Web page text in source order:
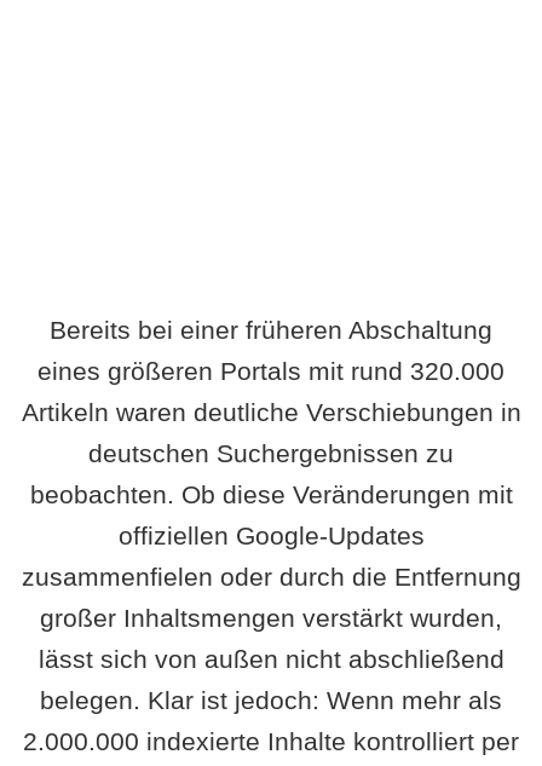
Bereits bei einer früheren Abschaltung
eines größeren Portals mit rund 320.000
Artikeln waren deutliche Verschiebungen in
deutschen Suchergebnissen zu
beobachten. Ob diese Veränderungen mit
offiziellen Google-Updates
zusammenfielen oder durch die Entfernung
großer Inhaltsmengen verstärkt wurden,
lässt sich von außen nicht abschließend
belegen. Klar ist jedoch: Wenn mehr als
2.000.000 indexierte Inhalte kontrolliert per